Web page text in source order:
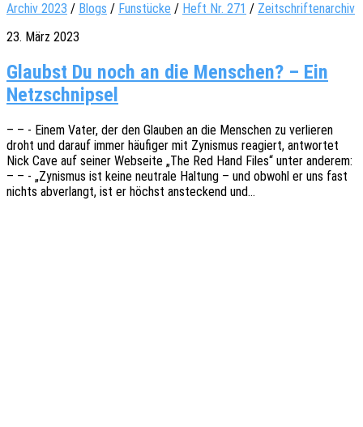
Archiv 2023 / Blogs / Funstücke / Heft Nr. 271 / Zeitschriftenarchiv
23. März 2023
Glaubst Du noch an die Menschen? – Ein
Netzschnipsel
– – - Einem Vater, der den Glau­ben an die Menschen zu verlie­ren
droht und darauf immer häufi­ger mit Zynis­mus reagiert, antwor­tet
Nick Cave auf seiner Websei­te „The Red Hand Files“ unter ande­rem:
– – - „Zynis­mus ist keine neutra­le Haltung – und obwohl er uns fast
nichts abver­langt, ist er höchst anste­ckend und…